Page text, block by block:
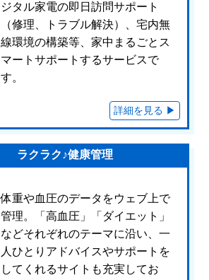
ジタル家電の即日訪問サポート
（修理、トラブル解決）、宅内無
線環境の構築等、家中まるごとス
マートサポートするサービスで
す。
ラクラク♪健康管理
体重や血圧のデータをウェブ上で
管理。「高血圧」「ダイエット」
などそれぞれのテーマに沿い、一
人ひとりアドバイスやサポートを
してくれるサイトも充実してお